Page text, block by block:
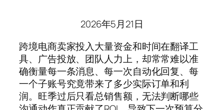
2026年5月21日
跨境电商卖家投入大量资金和时间在翻译工
具、广告投放、团队人力上，却常常难以准
确衡量每一条消息、每一次自动化回复、每
一个子账号究竟带来了多少实际订单和利
润。旺季过后只看总销售额，无法判断哪些